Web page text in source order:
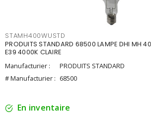
STAMH400WUSTD
PRODUITS STANDARD 68500 LAMPE DHI MH
E39 4000K CLAIRE
Manufacturier :
PRODUITS STANDARD
# Manufacturier : 68500
En inventaire